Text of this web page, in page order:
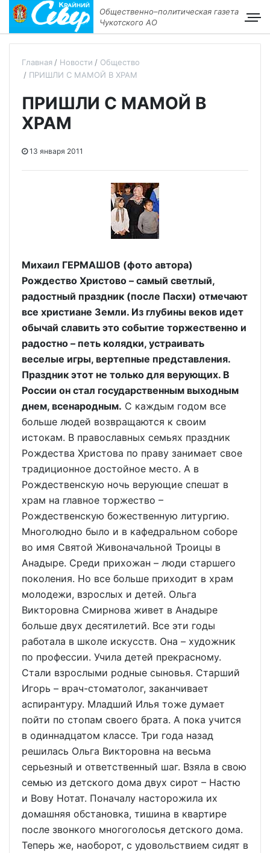
Общественно–политическая газета
Чукотского АО
Главная Новости
Общество
ПРИШЛИ С МАМОЙ В ХРАМ
ПРИШЛИ С МАМОЙ В
ХРАМ
13 января 2011
Михаил ГЕРМАШОВ (фото автора)
Рождество Христово – самый светлый,
радостный праздник (после Пасхи) отмечают
все христиане Земли. Из глубины веков идет
обычай славить это событие торжественно и
радостно – петь колядки, устраивать
веселые игры, вертепные представления.
Праздник этот не только для верующих. В
России он стал государственным выходным
днем, всенародным. С каждым годом все
больше людей возвращаются к своим
истокам. В православных семьях праздник
Рождества Христова по праву занимает свое
традиционное достойное место. А в
Рождественскую ночь верующие спешат в
храм на главное торжество –
Рождественскую божественную литургию.
Многолюдно было и в кафед­ральном соборе
во имя Святой Живоначальной Троицы в
Анадыре. Среди прихожан – люди старшего
поколения. Но все больше приходит в храм
молодежи, взрослых и детей. Ольга
Викторовна Смирнова живет в Анадыре
больше двух десятилетий. Все эти годы
работала в школе искусств. Она – художник
по профессии. Учила детей прекрасному.
Стали взрослыми родные сыновья. Старший
Игорь – врач-стоматолог, заканчивает
аспирантуру. Младший Илья тоже думает
пойти по стопам своего брата. А пока учится
в одиннадцатом классе. Три года назад
решилась Ольга Викторовна на весьма
серьезный и ответственный шаг. Взяла в свою
семью из детского дома двух сирот – Настю
и Вову Нотат. Поначалу насторожила их
домашняя обстановка, тишина в квартире
после звонкого многоголосья детского дома.
Теперь же, на­оборот, с удовольствием сидят в